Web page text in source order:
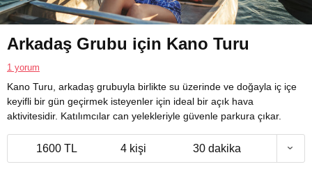
Arkadaş Grubu için Kano Turu
1 yorum
Kano Turu, arkadaş grubuyla birlikte su üzerinde ve doğayla iç içe
keyifli bir gün geçirmek isteyenler için ideal bir açık hava
aktivitesidir. Katılımcılar can yelekleriyle güvenle parkura çıkar.
1600 TL 4 kişi 30 dakika